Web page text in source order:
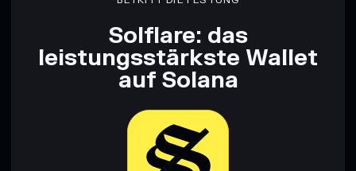
Solflare: das
leistungsstärkste Wallet
auf Solana